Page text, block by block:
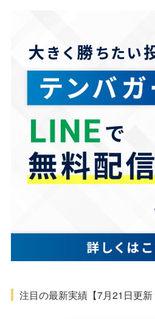
注目の最新実績【7月21日更新